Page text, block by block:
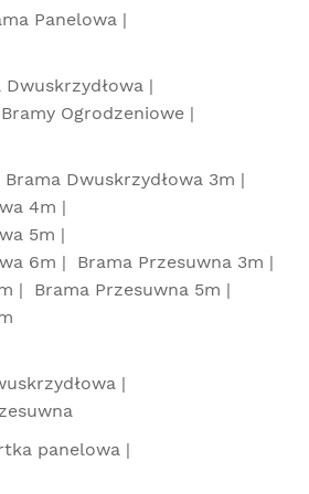
Panelowa
Dwuskrzydłowa
Bramy Ogrodzeniowe
Brama Dwuskrzydłowa 3m
4m
5m
6m
Brama Przesuwna 3m
Brama Przesuwna 5m
panelowa